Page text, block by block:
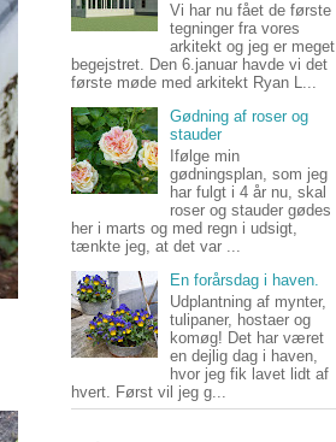
Vi har nu fået de første
tegninger fra vores
arkitekt og jeg er meget
begejstret. Den 6.januar havde vi det
første møde med arkitekt Ryan L...
Gødning af roser og
stauder
Ifølge min
gødningsplan, som jeg
har fulgt i 4 år nu, skal
roser og stauder gødes
her i marts og med regn i udsigt,
tænkte jeg, at det var ...
En forårsdag i haven.
Udplantning af mynter,
tulipaner, hostaer og
komøg! Det har været
en dejlig dag i haven,
hvor jeg fik lavet lidt af
hvert. Først vil jeg g...